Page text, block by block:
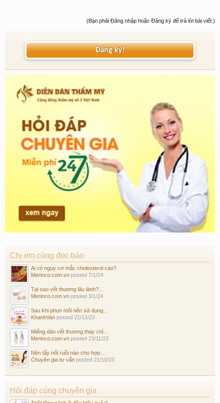
(Bạn phải Đăng nhập hoặc Đăng ký để trả lời bài viết.)
Đăng ký!
Chị em cùng đọc báo
Ai có nguy cơ mắc cholesterol cao?
Merinco.com.vn posted 7/1/24
Tại sao vết thương lâu lành?...
Merinco.com.vn posted 3/1/24
Sau khi phun môi nên sử dụng...
KhanhVan posted 21/12/23
Miếng dán vết thương thay chỉ...
Merinco.com.vn posted 23/11/23
Nên tẩy nốt ruồi nào cho hợp...
Chuyên gia tư vấn posted 21/10/23
Hỏi đáp cùng chuyên gia